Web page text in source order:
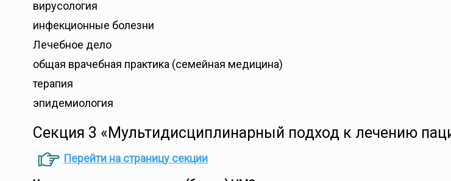
вирусология
инфекционные болезни
Лечебное дело
общая врачебная практика (семейная медицина)
терапия
эпидемиология
Секция 3 «Мультидисциплинарный подход к лечению
Перейти на страницу секции